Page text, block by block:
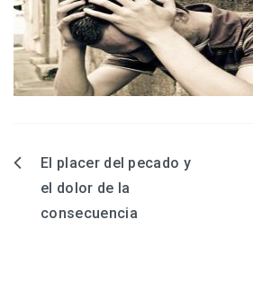
Navegación
El placer del pecado y
el dolor de la
consecuencia